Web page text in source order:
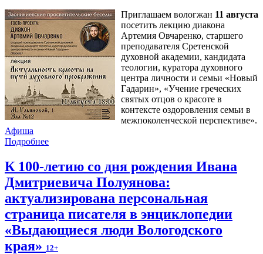
Приглашаем вологжан 11 августа
посетить лекцию диакона
Артемия Овчаренко, старшего
преподавателя Сретенской
духовной академии, кандидата
теологии, куратора духовного
центра личности и семьи «Новый
Гадарин», «Учение греческих
святых отцов о красоте в
контексте оздоровления семьи в
межпоколенческой перспективе».
Афиша
Подробнее
К 100-летию со дня рождения Ивана
Дмитриевича Полуянова:
актуализирована персональная
страница писателя в энциклопедии
«Выдающиеся люди Вологодского
края» 12+